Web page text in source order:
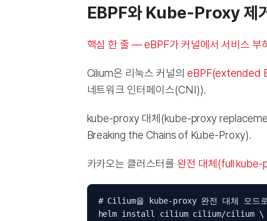
EBPF와 Kube-Proxy 제
핵심 한 줄 — eBPF가 커널에서 서비스
Cilium은 리눅스 커널의 eBPF(extended
네트워크 인터페이스(CNI)).
kube-proxy 대체(kube-proxy
Breaking the Chains of Kube-Proxy).
카카오는 클러스터를 완전 대체(full
# Cilium을 kube-proxy 완전 대체 모드
helm install cilium cilium/cilium \